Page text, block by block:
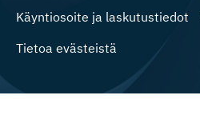
Käyntiosoite ja laskutustiedot
Tietoa evästeistä